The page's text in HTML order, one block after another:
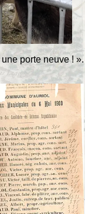
porte neuve ! ».